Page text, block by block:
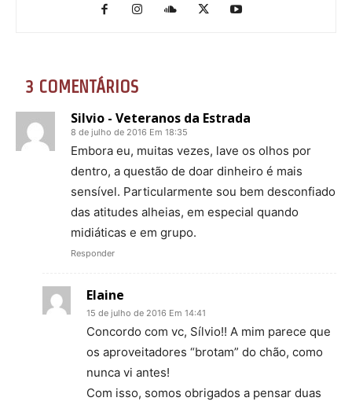
3 COMENTÁRIOS
Silvio - Veteranos da Estrada
8 de julho de 2016 Em 18:35
Embora eu, muitas vezes, lave os olhos por
dentro, a questão de doar dinheiro é mais
sensível. Particularmente sou bem desconfiado
das atitudes alheias, em especial quando
midiáticas e em grupo.
Responder
Elaine
15 de julho de 2016 Em 14:41
Concordo com vc, Sílvio!! A mim parece que
os aproveitadores “brotam” do chão, como
nunca vi antes!
Com isso, somos obrigados a pensar duas